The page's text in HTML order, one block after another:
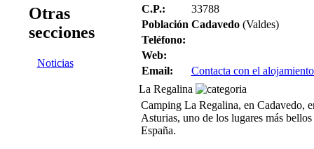
Otras
secciones
Noticias
C.P.:
33788
Población Cadavedo(Valdes)
Teléfono:
Web:
Email:
Contacta con el
La Regalina
Camping La Regalina, en Cadavedo,
Asturias, uno de los lugares más
España.